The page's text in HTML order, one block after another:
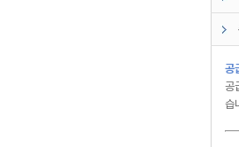
공
공
습